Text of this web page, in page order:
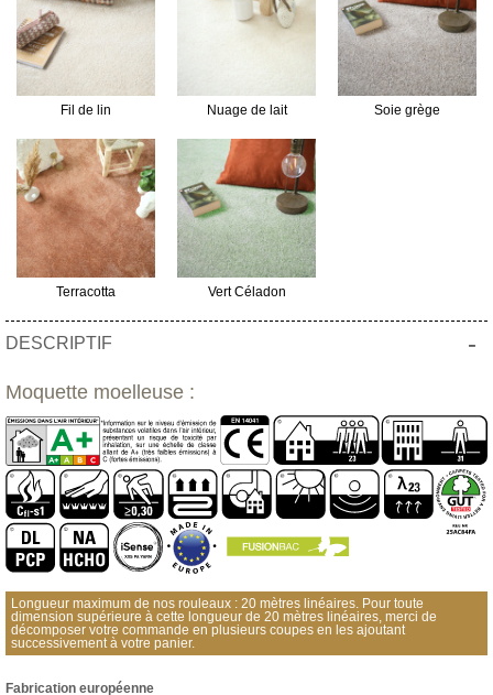
Fil de lin Nuage de lait Soie grège
Terracotta Vert Céladon
DESCRIPTIF -
Moquette moelleuse :
Longueur maximum de nos rouleaux : 20 mètres linéaires. Pour toute
dimension supérieure à cette longueur de 20 mètres linéaires, merci de
décomposer votre commande en plusieurs coupes en les ajoutant
successivement à votre panier.
Fabrication européenne